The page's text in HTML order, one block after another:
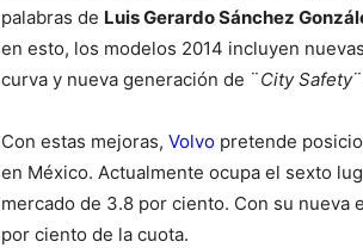
palabras de Luis Gerardo Sánchez
en esto, los modelos 2014 incluyen
curva y nueva generación de ¨City Safety
Con estas mejoras, Volvo pretende
en México. Actualmente ocupa el sexto
mercado de 3.8 por ciento. Con su nueva
por ciento de la cuota.